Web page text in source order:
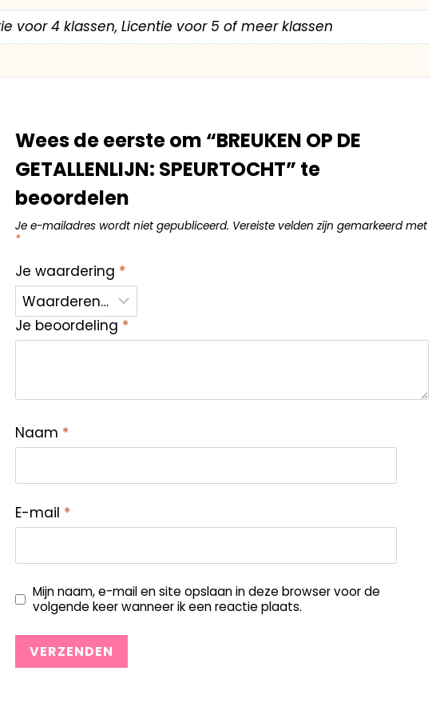
voor 4 klassen, Licentie voor 5 of meer klassen
Wees de eerste om “BREUKEN OP DE
GETALLENLIJN: SPEURTOCHT” te
beoordelen
Je e-mailadres wordt niet gepubliceerd. Vereiste velden zijn gemarkeerd met
*
Je waardering *
Je beoordeling *
Naam *
E-mail *
Mijn naam, e-mail en site opslaan in deze browser voor de
volgende keer wanneer ik een reactie plaats.